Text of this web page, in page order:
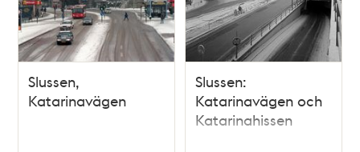
Slussen,
Katarinavägen
Slussen:
Katarinavägen och
Katarinahissen